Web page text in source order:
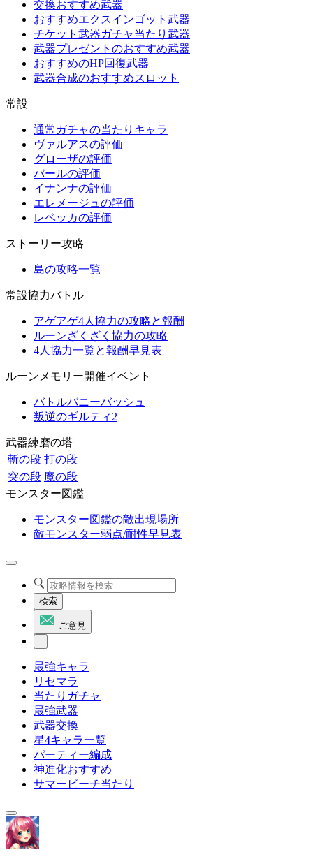
交換おすすめ武器
おすすめエクスインゴット武器
チケット武器ガチャ当たり武器
武器プレゼントのおすすめ武器
おすすめのHP回復武器
武器合成のおすすめスロット
常設
通常ガチャの当たりキャラ
ヴァルアスの評価
グローザの評価
バールの評価
イナンナの評価
エレメージュの評価
レベッカの評価
ストーリー攻略
島の攻略一覧
常設協力バトル
アゲアゲ4人協力の攻略と報酬
ルーンざくざく協力の攻略
4人協力一覧と報酬早見表
ルーンメモリー開催イベント
バトルバニーバッシュ
叛逆のギルティ2
武器練磨の塔
斬の段 打の段
突の段 魔の段
モンスター図鑑
モンスター図鑑の敵出現場所
敵モンスター弱点/耐性早見表
検索
ご意見
最強キャラ
リセマラ
当たりガチャ
最強武器
武器交換
星4キャラ一覧
パーティー編成
神進化おすすめ
サマービーチ当たり